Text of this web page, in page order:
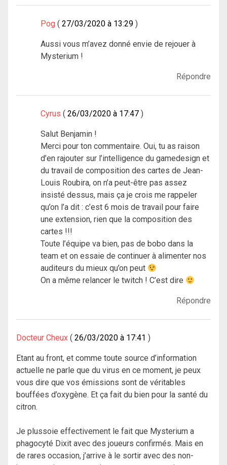
Pog 27/03/2020 à 13:29
Aussi vous m’avez donné envie de rejouer à
Mysterium !
Répondre
Cyrus 26/03/2020 à 17:47
Salut Benjamin !
Merci pour ton commentaire. Oui, tu as raison
d’en rajouter sur l’intelligence du gamedesign et
du travail de composition des cartes de Jean-
Louis Roubira, on n’a peut-être pas assez
insisté dessus, mais ça je crois me rappeler
qu’on l’a dit : c’est 6 mois de travail pour faire
une extension, rien que la composition des
cartes !!!
Toute l’équipe va bien, pas de bobo dans la
team et on essaie de continuer à alimenter nos
auditeurs du mieux qu’on peut
On a même relancer le twitch ! C’est dire
Répondre
Docteur Cheux 26/03/2020 à 17:41
Etant au front, et comme toute source d’information
actuelle ne parle que du virus en ce moment, je peux
vous dire que vos émissions sont de véritables
bouffées d’oxygène. Et ça fait du bien pour la santé du
citron.
Je plussoie effectivement le fait que Mysterium a
phagocyté Dixit avec des joueurs confirmés. Mais en
de rares occasion, j’arrive à le sortir avec des non-